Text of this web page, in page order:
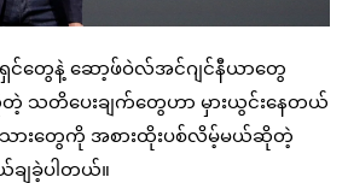
ရှင်တွေနဲ့ ဆော့ဖ်ဝဲလ်အင်ဂျင်နီယာတွေ
တိပေးချက်တွေဟာ မှားယွင်းနေတယ်
သားတွေကို အစားထိုးပစ်လိမ့်မယ်ဆိုတဲ့
ျခဲ့ပါတယ်။